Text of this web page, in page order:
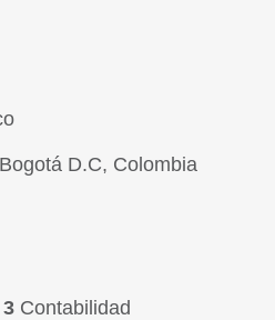
D.C, Colombia
3 Contabilidad